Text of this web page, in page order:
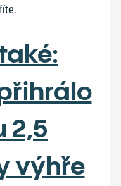
2,5
výhře